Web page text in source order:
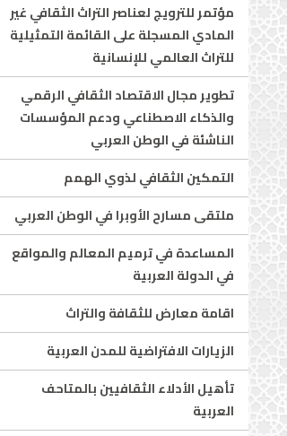
مؤتمر للترويج لعناصر التراث الثقافي غير
المادي المسجلة على القائمة التمثيلية
للتراث العالمي للإنسانية
تطوير مجال الاقتصاد الثقافي الرقمي
والذكاء الاصطناعي ودعم المؤسسات
الناشئة في الوطن العربي
التمكين الثقافي لذوي الهمم
ملتقى مسارح الأوبرا في الوطن العربي
المساعدة في ترميم المعالم والمواقع
في الدولة العربية
اقامة معارض للثقافة والتراث
الزيارات الافتراضية للمدن العربية
تأهيل الأدلاء الثقافيين بالمتاحف
العربية